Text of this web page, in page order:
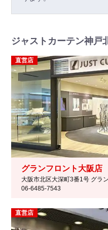
ジャストカーテン神戸
直営店
グランフロント大阪店
大阪市北区大深町3番1号 グラ
06-6485-7543
直営店